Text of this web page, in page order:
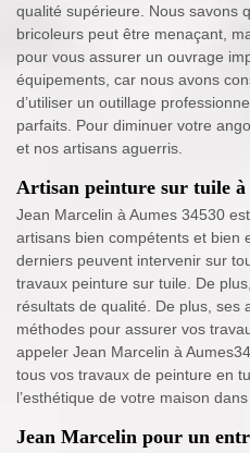
qualité supérieure. Nous savons
bricoleurs peut être menaçant,
pour vous assurer un ouvrage
équipements, car nous avons
d’utiliser un outillage
parfaits. Pour diminuer votre
et nos artisans aguerris.
Artisan peinture sur tuile à
Jean Marcelin à Aumes 34530
artisans bien compétents et bien
derniers peuvent intervenir sur
travaux peinture sur tuile. De
résultats de qualité. De plus, ses
méthodes pour assurer vos
appeler Jean Marcelin à
tous vos travaux de peinture en
l’esthétique de votre maison
Jean Marcelin pour un